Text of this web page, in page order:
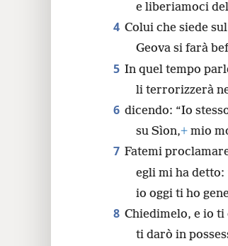
e liberiamoci
4 Colui che siede
Geova si farà
5 In quel tempo
li terrorizzerà
6 dicendo: “Io
su Sìon,+ mio
7 Fatemi
egli mi ha
io oggi ti ho
8 Chiedimelo, e io
ti darò in